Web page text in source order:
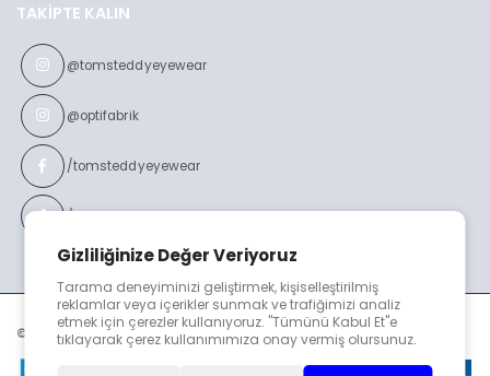
Gizliliğinize Değer Veriyoruz
Tarama deneyiminizi geliştirmek, kişiselleştirilmiş
reklamlar veya içerikler sunmak ve trafiğimizi analiz
etmek için çerezler kullanıyoruz. "Tümünü Kabul Et"e
tıklayarak çerez kullanımımıza onay vermiş olursunuz.
TAKIPTE KALIN
@tomsteddyeyewear
@optifabrik
/tomsteddyeyewear
/optifabrikeyewear
© TOMS TEDDY v2023